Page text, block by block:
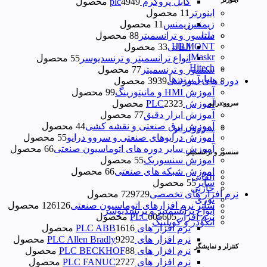
زیمنس
دلتا
HP MONT
iMaskr
Hitech
سایر برند ها
سروو درایو
سروودرایو
سنسور و ترانسمیتر
القایی
خازنی
نوری
انواع ترانسمیتر و ترنسدیوسر
انکودر و کوپلینگ
کنترلر و نمایشگر
اینورتر
1 1 محصول
زیمنس
1 1 محصول
سنسور و ترانسمیتر
88 محصول
القایی 33 محصول
انواع ترانسمیتر و ترنسدیوسر
55 محصول
سنسور و ترنسمیتر
77 محصول
دوره های آموزشی
3939 محصول
آموزش HMI و مانیتورینگ
99 محصول
آموزش PLC
2323 محصول
آموزش ابزار دقیق 77 محصول
آموزش برق صنعتی و نقشه کشی 44 محصول
آموزش درایوهای صنعتی و سروو درایو 55 محصول
آموزش سایر دوره های اتوماسیون صنعتی 66 محصول
اموزش سنسوریک 55 محصول
اموزش شبکه های صنعتی 66 محصول
سایر 55 محصول
نرم افزار های تخصصی
729729 محصول
سایر نرم افزارهای اتوماسیون صنعتی
126126 محصول
نرم افزار PLC
605605 محصول
نرم افزار های PLC ABB
1616 محصول
نرم افزار های PLC Allen Bradly
9292 محصول
نرم افزار های PLC BECKHOF
88 محصول
نرم افزار های PLC FANUC
2727 محصول